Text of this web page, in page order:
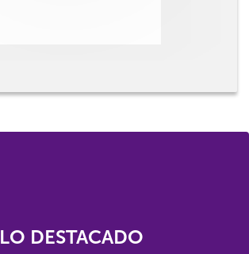
LO DESTACADO